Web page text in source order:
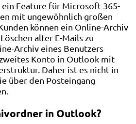
ein Feature für Microsoft 365-
mit ungewöhnlich großen
können ein Online-Archiv
alter E-Mails zu
Archiv eines Benutzers
Konto in Outlook mit
Daher ist es nicht in
über den Posteingang
in Outlook?